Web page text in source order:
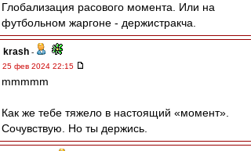
Глобализация расового момента. Или на
футбольном жаргоне - держистракча.
krash -
25 фев 2024 22:15
mmmmm
Как же тебе тяжело в настоящий «момент».
Сочувствую. Но ты держись.